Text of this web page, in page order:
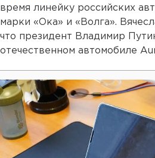
время линейку российских
марки «Ока» и «Волга».
что президент Владимир
отечественном автомобиле